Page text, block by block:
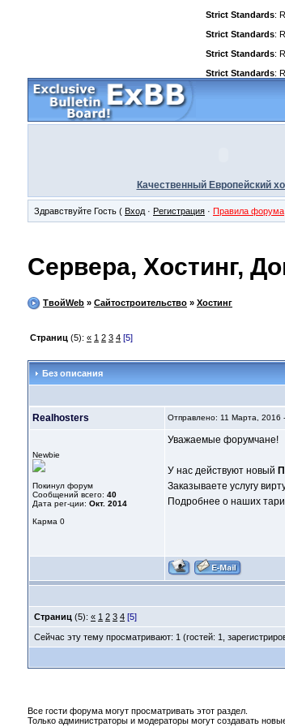
Strict Standards:
Strict Standards:
Strict Standards:
Strict Standards:
Качественный Европейский
Здравствуйте Гость ( Вход · Регистрация · Правила форума
Сервера, Хостинг,
ТвойWeb » Сайтостроительство » Хостинг
Страниц (5): « 1 2 3 4 [5]
Без описания
Realhosters Отправлено: 11 Марта, 2016
Newbie
Покинул форум
Сообщений всего: 40
Дата рег-ции: Окт. 2014
Карма 0
Уважаемые форумчане!
У нас действуют новый
Заказываете услугу
Подробнее о наших
Страниц (5): « 1 2 3 4 [5]
Сейчас эту тему просматривают: 1 (гостей: 1,
Все гости форума могут просматривать этот раздел.
Только администраторы и модераторы могут создавать